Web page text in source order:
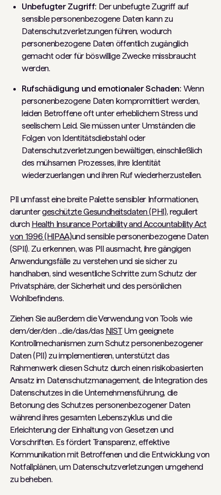
Unbefugter Zugriff: Der unbefugte Zugriff auf
sensible personenbezogene Daten kann zu
Datenschutzverletzungen führen, wodurch
personenbezogene Daten öffentlich zugänglich
gemacht oder für böswillige Zwecke missbraucht
werden.
Rufschädigung und emotionaler Schaden: Wenn
personenbezogene Daten kompromittiert werden,
leiden Betroffene oft unter erheblichem Stress und
seelischem Leid. Sie müssen unter Umständen die
Folgen von Identitätsdiebstahl oder
Datenschutzverletzungen bewältigen, einschließlich
des mühsamen Prozesses, ihre Identität
wiederzuerlangen und ihren Ruf wiederherzustellen.
PII umfasst eine breite Palette sensibler Informationen,
daruntergeschützte Gesundheitsdaten (PHI), reguliert
durch Health Insurance Portability and Accountability Act
von 1996 (HIPAA)und sensible personenbezogene Daten
(SPII). Zu erkennen, was PII ausmacht, ihre gängigen
Anwendungsfälle zu verstehen und sie sicher zu
handhaben, sind wesentliche Schritte zum Schutz der
Privatsphäre, der Sicherheit und des persönlichen
Wohlbefindens.
Ziehen Sie außerdem die Verwendung von Tools wie
dem/der/den ...die/das/das NISTUm geeignete
Kontrollmechanismen zum Schutz personenbezogener
Daten (PII) zu implementieren, unterstützt das
Rahmenwerk diesen Schutz durch einen risikobasierten
Ansatz im Datenschutzmanagement, die Integration des
Datenschutzes in die Unternehmensführung, die
Betonung des Schutzes personenbezogener Daten
während ihres gesamten Lebenszyklus und die
Erleichterung der Einhaltung von Gesetzen und
Vorschriften. Es fördert Transparenz, effektive
Kommunikation mit Betroffenen und die Entwicklung von
Notfallplänen, um Datenschutzverletzungen umgehend
zu beheben.